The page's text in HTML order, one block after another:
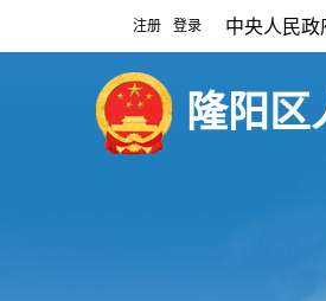
注册 登录 中央人民政
隆阳